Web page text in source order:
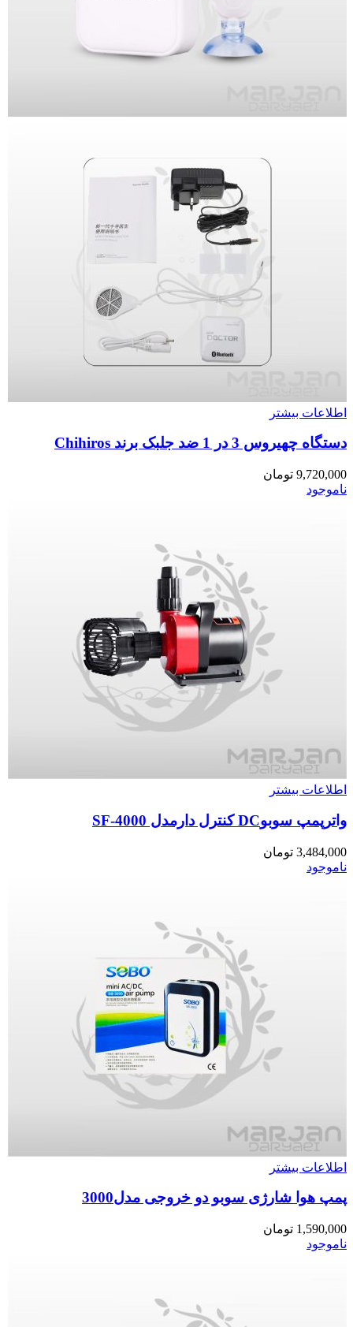
اطلاعات بیشتر
دستگاه چهیروس 3 در 1 ضد جلبک برند Chihiros
9,720,000 تومان
ناموجود
اطلاعات بیشتر
واترپمپ سوبوDC کنترل دارمدل SF-4000
3,484,000 تومان
ناموجود
اطلاعات بیشتر
پمپ هوا شارژی سوبو دو خروجی مدل3000
1,590,000 تومان
ناموجود